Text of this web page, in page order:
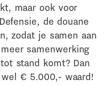
maar ook voor
de douane
zodat je samen aan
samenwerking
stand komt? Dan
€ 5.000,- waard!